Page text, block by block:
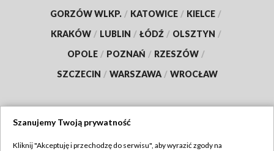
GORZÓW WLKP. / KATOWICE / KIELCE /
KRAKÓW / LUBLIN / ŁÓDŹ / OLSZTYN /
OPOLE / POZNAŃ / RZESZÓW /
SZCZECIN / WARSZAWA / WROCŁAW
Szanujemy Twoją prywatność
Kliknij "Akceptuję i przechodzę do serwisu", aby wyrazić zgody na